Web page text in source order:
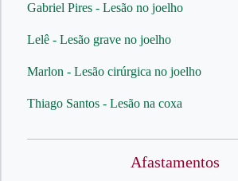
Gabriel Pires - Lesão no joelho
Lelê - Lesão grave no joelho
Marlon - Lesão cirúrgica no joelho
Thiago Santos - Lesão na coxa
Afastamentos